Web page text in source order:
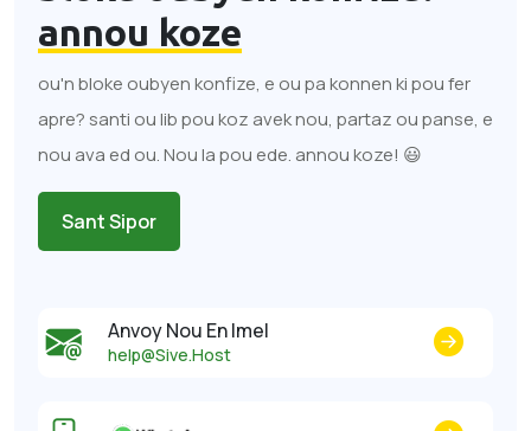
annou koze
ou'n bloke oubyen konfize, e ou pa konnen ki pou fer
apre? santi ou lib pou koz avek nou, partaz ou panse, e
nou ava ed ou. Nou la pou ede. annou koze! 😃
Sant Sipor
Anvoy Nou En Imel
help@Sive.Host